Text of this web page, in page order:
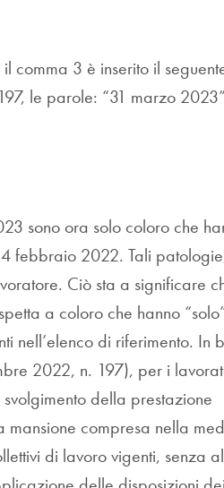
comma 3 è inserito il
le parole: “31 marzo
sono ora solo coloro che
febbraio 2022. Tali
Ciò sta a significare
a coloro che hanno
nell’elenco di riferimento. In
2022, n. 197), per i
della prestazione
compresa nella
di lavoro vigenti, senza